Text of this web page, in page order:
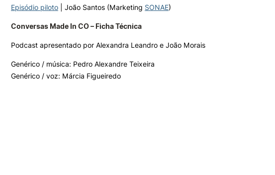
Episódio piloto | João Santos (Marketing SONAE)
Conversas Made In CO – Ficha Técnica
Podcast apresentado por Alexandra Leandro e João Morais
Genérico / música: Pedro Alexandre Teixeira
Genérico / voz: Márcia Figueiredo